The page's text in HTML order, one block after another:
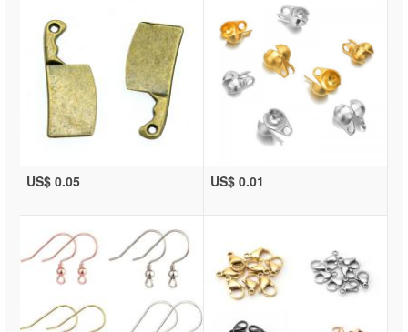
US$ 0.05 US$ 0.01